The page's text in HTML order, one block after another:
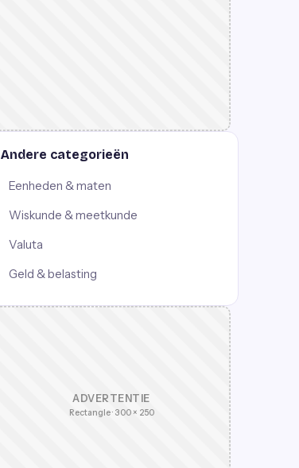
Andere categorieën
Eenheden & maten
Wiskunde & meetkunde
Valuta
Geld & belasting
ADVERTENTIE
Rectangle · 300 × 250